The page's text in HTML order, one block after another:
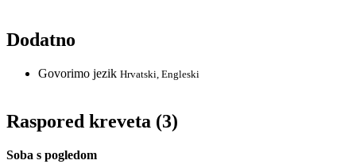
Dodatno
Govorimo jezik Hrvatski, Engleski
Raspored kreveta (3)
Soba s pogledom